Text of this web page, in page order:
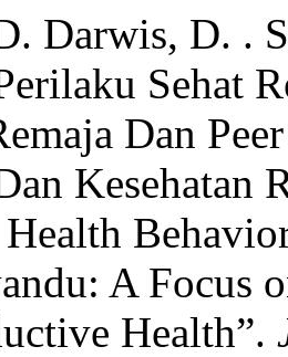
Darwis, D. .
Sehat
Dan
Kesehatan
A Focus
Health”.